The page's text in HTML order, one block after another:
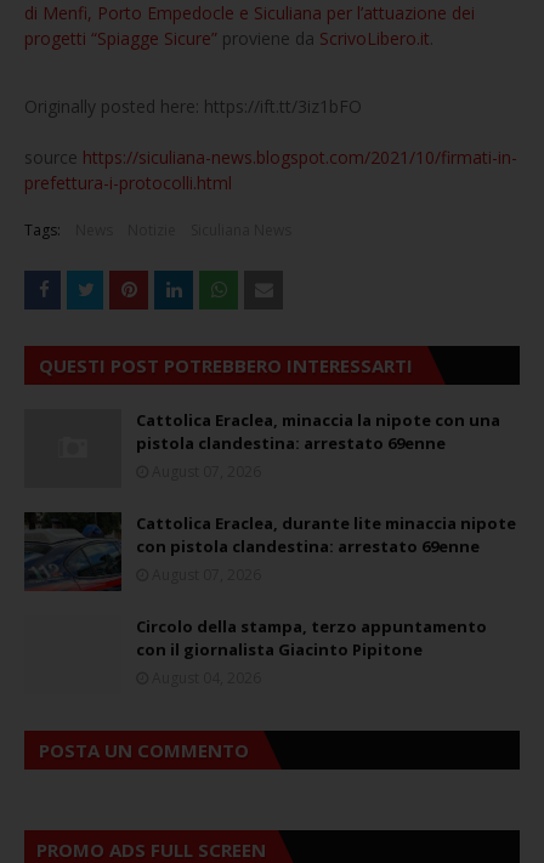
di Menfi, Porto Empedocle e Siculiana per l’attuazione dei
progetti “Spiagge Sicure” proviene da ScrivoLibero.it.
Originally posted here: https://ift.tt/3iz1bFO
source https://siculiana-news.blogspot.com/2021/10/firmati-in-
prefettura-i-protocolli.html
Tags:
QUESTI POST POTREBBERO INTERESSARTI
Cattolica Eraclea, minaccia la nipote con una
pistola clandestina: arrestato 69enne
Cattolica Eraclea, durante lite minaccia nipote
con pistola clandestina: arrestato 69enne
Circolo della stampa, terzo appuntamento
con il giornalista Giacinto Pipitone
POSTA UN COMMENTO
PROMO ADS FULL SCREEN